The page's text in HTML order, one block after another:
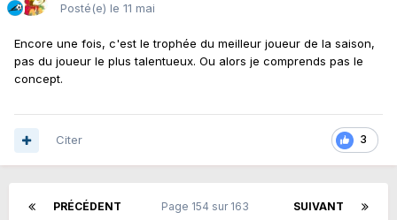
Posté(e) le 11 mai
Encore une fois, c'est le trophée du meilleur joueur de la saison,
pas du joueur le plus talentueux. Ou alors je comprends pas le
concept.
3
Citer
PRÉCÉDENT SUIVANT
Page 154 sur 163